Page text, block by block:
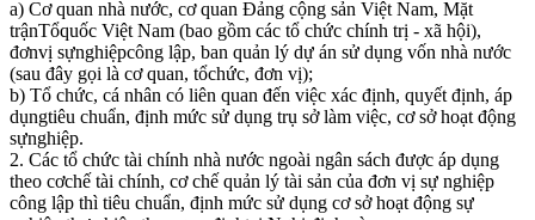
a) Cơ quan nhà nước, cơ quan Đảng cộng sản Việt Nam, Mặt
trậnTổquốc Việt Nam (bao gồm các tổ chức chính trị - xã hội),
đơnvị sựnghiệpcông lập, ban quản lý dự án sử dụng vốn nhà nước
(sau đây gọi là cơ quan, tổchức, đơn vị);
b) Tổ chức, cá nhân có liên quan đến việc xác định, quyết định, áp
dụngtiêu chuẩn, định mức sử dụng trụ sở làm việc, cơ sở hoạt động
sựnghiệp.
2. Các tổ chức tài chính nhà nước ngoài ngân sách được áp dụng
theo cơchế tài chính, cơ chế quản lý tài sản của đơn vị sự nghiệp
công lập thì tiêu chuẩn, định mức sử dụng cơ sở hoạt động sự